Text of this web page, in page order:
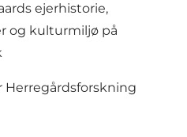
ejerhistorie,
og kulturmiljø på
Herregårdsforskning